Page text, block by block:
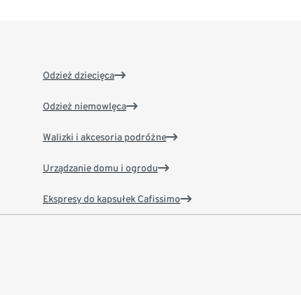
Odzież dziecięca
Odzież niemowlęca
Walizki i akcesoria podróżne
Urządzanie domu i ogrodu
Ekspresy do kapsułek Cafissimo